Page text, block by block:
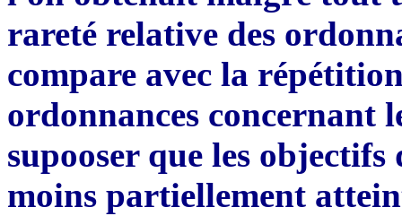
rareté relative des
compare avec la
ordonnances concernant
supooser que les
moins partiellement